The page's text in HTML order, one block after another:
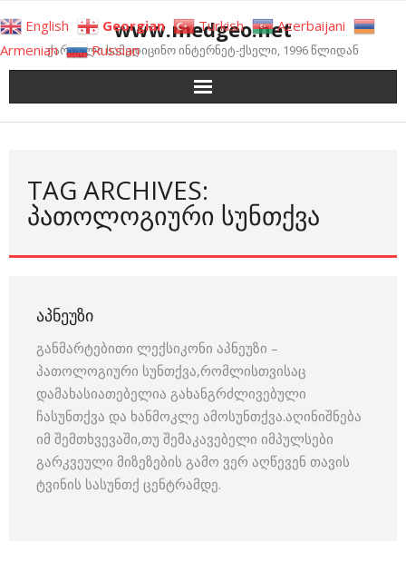
to
content
www.medgeo.net
ქართული სამედიცინო ინტერნეტ-ქსელი, 1996 წლიდან
TAG ARCHIVES:
ᲞᲐᲗᲝᲚᲝᲒᲘᲣᲠᲘ ᲡᲣᲜᲗᲥᲕᲐ
ᲐᲞᲜᲔᲣᲖᲘ
განმარტებითი ლექსიკონი აპნეუზი –
პათოლოგიური სუნთქვა,რომლისთვისაც
დამახასიათებელია გახანგრძლივებული
ჩასუნთქვა და ხანმოკლე ამოსუნთქვა.აღინიშნება
იმ შემთხვევაში,თუ შემაკავებელი იმპულსები
გარკვეული მიზეზების გამო ვერ აღწევენ თავის
ტვინის სასუნთქ ცენტრამდე.
English Georgian Turkish
Azerbaijani
Armenian
Russian